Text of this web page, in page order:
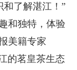
了解湛江！”
和独特，体验
美籍专家
的茗皇茶生态